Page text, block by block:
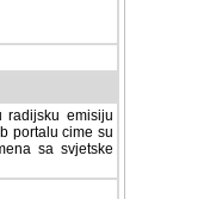
radijsku emisiju
portalu cime su
sa svjetske